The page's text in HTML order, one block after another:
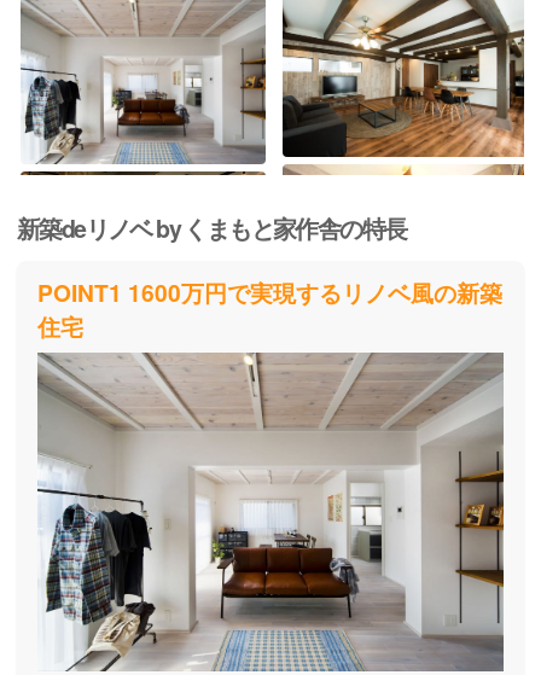
新築deリノベ by くまもと家作舎の特長
POINT1 1600万円で実現するリノベ風の新築
住宅